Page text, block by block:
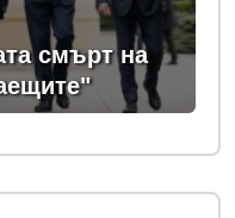
смърт на